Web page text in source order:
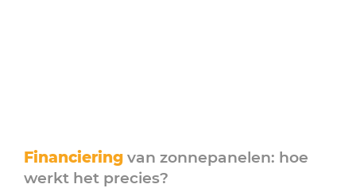
Financiering van zonnepanelen: hoe
werkt het precies?